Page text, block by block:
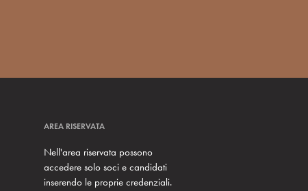
AREA RISERVATA
Nell'area riservata possono
accedere solo soci e candidati
inserendo le proprie credenziali.